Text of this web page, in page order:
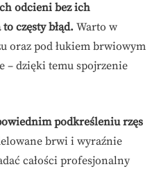
odcieni bez ich
częsty błąd. Warto w
oraz pod łukiem brwiowym
– dzięki temu spojrzenie
podkreśleniu rzęs
brwi i wyraźnie
całości profesjonalny